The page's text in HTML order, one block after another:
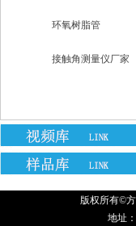
环氧树脂管
接触角测量仪厂家
版权所有©
地址